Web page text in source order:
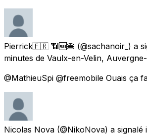
Pierrick🇫🇷 📶🆓🍔 (@sachanoir_) a
minutes de Vaulx-en-Velin,
@MathieuSpi @freemobile Ouais ça
Nicolas Nova (@NikoNova) a signalé